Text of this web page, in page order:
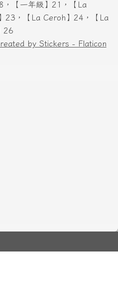
，【一年級】21，【La
23，【La Ceroh】24，【La
26
by Stickers - Flaticon